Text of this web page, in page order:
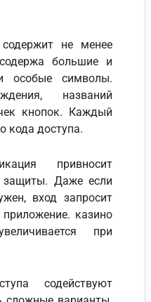
не менее
большие и
символы.
названий
кнопок. Каждый
кода доступа.
привносит
защиты. Даже если
вход запросит
казино
при
содействуют